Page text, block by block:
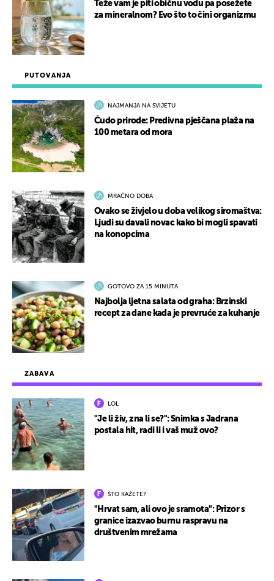
ZABAVA
LOL
"Je li živ, zna li se?": Snimka s Jadrana
postala hit, radi li i vaš muž ovo?
ŠTO KAŽETE?
"Hrvat sam, ali ovo je sramota": Prizor s
granice izazvao burnu raspravu na
društvenim mrežama
PUTOVANJA
NAJMANJA NA SVIJETU
Čudo prirode: Predivna pješčana plaža na
100 metara od mora
MRAČNO DOBA
Ovako se živjelo u doba velikog siromaštva:
Ljudi su davali novac kako bi mogli spavati
na konopcima
GOTOVO ZA 15 MINUTA
Najbolja ljetna salata od graha: Brzinski
recept za dane kada je prevruće za kuhanje
Teže vam je piti običnu vodu pa posežete
za mineralnom? Evo što to čini organizmu